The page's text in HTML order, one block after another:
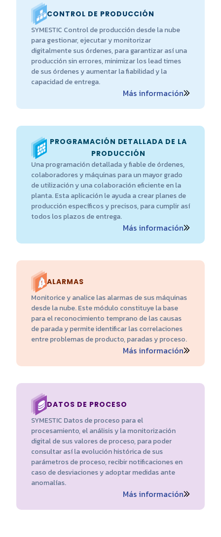
CONTROL DE PRODUCCIÓN
SYMESTIC Control de producción desde la nube
para gestionar, ejecutar y monitorizar
digitalmente sus órdenes, para garantizar así una
producción sin errores, minimizar los lead times
de sus órdenes y aumentar la fiabilidad y la
capacidad de entrega.
Más información
PROGRAMACIÓN DETALLADA DE LA
PRODUCCIÓN
Una programación detallada y fiable de órdenes,
colaboradores y máquinas para un mayor grado
de utilización y una colaboración eficiente en la
planta. Esta aplicación le ayuda a crear planes de
producción específicos y precisos, para cumplir así
todos los plazos de entrega.
Más información
ALARMAS
Monitorice y analice las alarmas de sus máquinas
desde la nube. Este módulo constituye la base
para el reconocimiento temprano de las causas
de parada y permite identificar las correlaciones
entre problemas de producto, paradas y proceso.
Más información
DATOS DE PROCESO
SYMESTIC Datos de proceso para el
procesamiento, el análisis y la monitorización
digital de sus valores de proceso, para poder
consultar así la evolución histórica de sus
parámetros de proceso, recibir notificaciones en
caso de desviaciones y adoptar medidas ante
anomalías.
Más información